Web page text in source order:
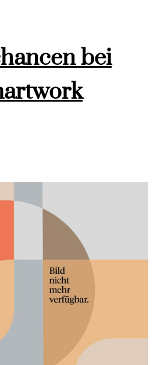
bei